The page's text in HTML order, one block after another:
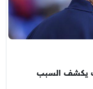
يكشف السبب